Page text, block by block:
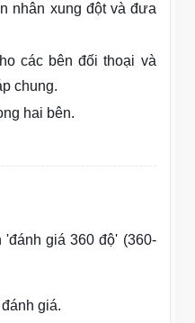
nhân xung đột và đưa
các bên đối thoại và
chung.
hai bên.
giá 360 độ' (360-
giá.